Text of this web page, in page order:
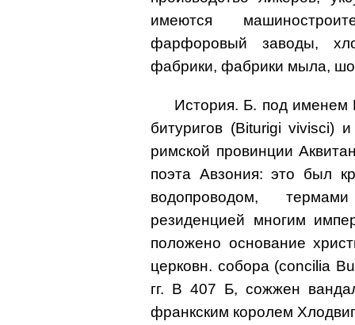
имеются
фарфоровый заводы,
фабрики, фабрики мыла,
История. Б. под именем
битуригов (Biturigi vivisci)
римской провинции
поэта Авзония: это был
водопроводом,
резиденцией многим
положено основание
церковн. собора (concilia
гг. В 407 Б, сожжен
франкским королем